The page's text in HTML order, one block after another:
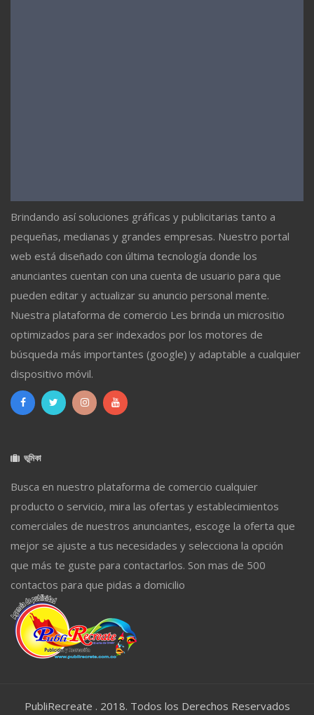
Brindando así soluciones gráficas y publicitarias tanto a
pequeñas, medianas y grandes empresas. Nuestro portal
web está diseñado con última tecnología donde los
anunciantes cuentan con una cuenta de usuario para que
pueden editar y actualizar su anuncio personal mente.
Nuestra plataforma de comercio Les brinda un micrositio
optimizados para ser indexados por los motores de
búsqueda más importantes (google) y adaptable a cualquier
dispositivo móvil.
ভূমিকা
Busca en nuestro plataforma de comercio cualquier
producto o servicio, mira las ofertas y establecimientos
comerciales de nuestros anunciantes, escoge la oferta que
mejor se ajuste a tus necesidades y selecciona la opción
que más te guste para contactarlos. Son mas de 500
contactos para que pidas a domicilio
PubliRecreate . 2018. Todos los Derechos Reservados